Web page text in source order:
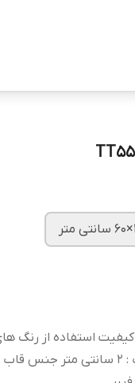
استفاده از رنگ
جذاب برای کودک و بزرگسال ضخامت قاب : 2 سانتی متر جنس